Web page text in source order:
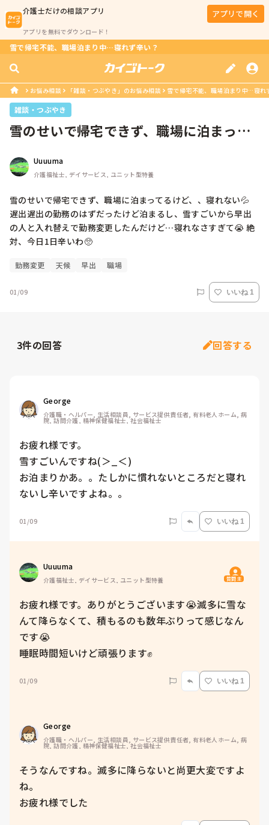
介護士だけの相談アプリ
アプリを無料でダウンロード！
アプリで開く
雪で帰宅不能、職場泊まり中…寝れず辛い？
お悩み相談 「雑談・つぶやき」のお悩み相談 雪で帰宅不能、職場泊まり中…寝れ
雑談・つぶやき
雪のせいで帰宅できず、職場に泊まって
Uuuuma
介護福祉士, デイサービス, ユニット型特養
雪のせいで帰宅できず、職場に泊まってるけど、、寝れない💦
遅出遅出の勤務のはずだったけど泊まるし、雪すごいから早出
の人と入れ替えで勤務変更したんだけど…寝れなさすぎて😭 絶
対、今日1日辛いわ🥺
勤務変更 天候 早出 職場
01/09 いいね 1
3件の回答 回答する
George
介護職・ヘルパー, 生活相談員, サービス提供責任者, 有料老人ホーム, 病
院, 訪問介護, 精神保健福祉士, 社会福祉士
お疲れ様です。
雪すごいんですね(＞_＜)
お泊まりかあ。。たしかに慣れないところだと寝れ
ないし辛いですよね。。
01/09 いいね 1
Uuuuma
介護福祉士, デイサービス, ユニット型特養 質問主
お疲れ様です。ありがとうございます😭滅多に雪な
んて降らなくて、積もるのも数年ぶりって感じなん
です😭
睡眠時間短いけど頑張ります✊
01/09 いいね 1
George
介護職・ヘルパー, 生活相談員, サービス提供責任者, 有料老人ホーム, 病
院, 訪問介護, 精神保健福祉士, 社会福祉士
そうなんですね。滅多に降らないと尚更大変ですよ
ね。
お疲れ様でした